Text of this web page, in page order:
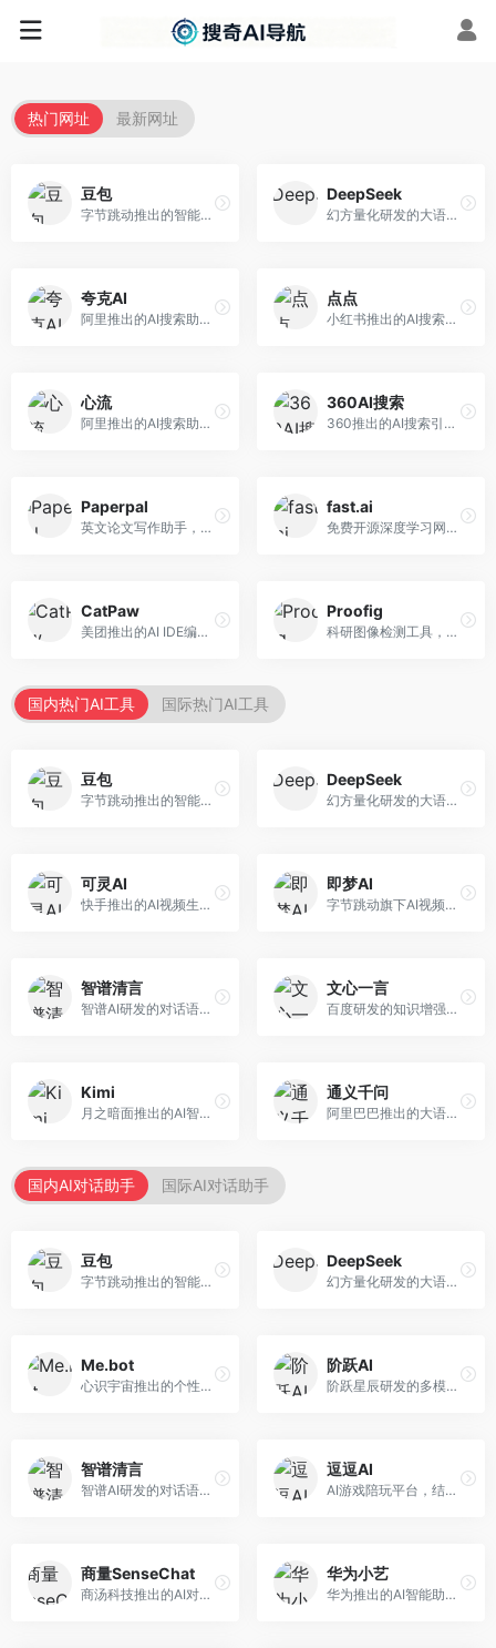
热门网址 最新网址
豆包
字节跳动推出的智能对话助手平台，提供文本创作、知识问答、英语学习等多种AI服务。面向普通用户和内容创作者，支持多轮对话和文件解析，免费使用，响应速度快，中文理解能力强。
DeepSeek
幻方量化研发的大语言模型平台，专注于深度推理和代码生成能力。面向开发者、研究人员和技术爱好者，提供强大的逻辑推理和数学计算功能，开源生态完善，API接口友好。
夸克AI
阿里推出的AI搜索助手，整合搜索与AI功能。面向年轻用户，提供智能搜索、文档处理、学习辅助等服务，与夸克生态深度整合。
点点
小红书推出的AI搜索应用，专注于生活方式内容搜索。面向小红书用户，提供生活攻略、消费决策、内容推荐等服务，生活方式内容丰富。
心流
阿里推出的AI搜索助手，专注于智能信息获取。面向普通用户，提供智能搜索、内容整理、知识问答等服务，与阿里生态深度整合。
360AI搜索
360推出的AI搜索引擎，专注于安全智能搜索。面向普通用户，提供智能问答、网页搜索、内容整理等服务，安全防护能力强。
Paperpal
英文论文写作助手，专注于学术英语润色。面向需要发表国际期刊的研究者，提供语法检查、学术表达优化、格式规范等服务，英语表达地道专业。
fast.ai
免费开源深度学习网站，专注于实用AI教学。面向开发者，提供免费深度学习课程、实战项目、代码库等资源，学习门槛低。
CatPaw
美团推出的AI IDE编程工具，专注于本地开发生态。面向开发者，提供智能代码补全、代码生成、项目管理等服务，本地开发体验好。
Proofig
科研图像检测工具，专注于学术图像完整性验证。面向科研人员，提供图像检测、重复分析、报告生成等服务，学术检测专业。
国内热门AI工具 国际热门AI工具
豆包
字节跳动推出的智能对话助手平台，提供文本创作、知识问答、英语学习等多种AI服务。面向普通用户和内容创作者，支持多轮对话和文件解析，免费使用，响应速度快，中文理解能力强。
DeepSeek
幻方量化研发的大语言模型平台，专注于深度推理和代码生成能力。面向开发者、研究人员和技术爱好者，提供强大的逻辑推理和数学计算功能，开源生态完善，API接口友好。
可灵AI
快手推出的AI视频生成平台，支持文生视频和图生视频，可生成长达2分钟的高质量视频内容。面向短视频创作者和营销人员，操作简便，生成效果逼真，适合商业推广和创意表达。
即梦AI
字节跳动旗下AI视频创作平台，支持多模态内容生成。面向内容创作者和营销人员，提供文生视频、图生视频、智能剪辑等功能，中文理解能力强，创作效率高。
智谱清言
智谱AI研发的对话语言模型，支持中英双语交互。面向中文用户和开发者，提供知识问答、代码编写、文档解读等服务，开源生态完善，学术研究背景深厚。
文心一言
百度研发的知识增强大语言模型，深度融合百度知识图谱和搜索能力。面向中文用户，提供知识问答、文本创作、逻辑推理等服务，中文语境理解准确，知识覆盖面广。
Kimi
月之暗面推出的AI智能助手，核心优势在于超长文本处理能力，支持20万字以上文档分析。面向学术研究者、职场人士和内容创作者，提供文档解读、PPT生成、联网搜索等综合服务。
通义千问
阿里巴巴推出的大语言模型平台，提供对话问答、文档处理、图像理解、代码编写等全方位AI服务。面向企业用户和个人开发者，集成阿里云生态，支持多模态交互，企业级安全保障。
国内AI对话助手 国际AI对话助手
豆包
字节跳动推出的智能对话助手平台，提供文本创作、知识问答、英语学习等多种AI服务。面向普通用户和内容创作者，支持多轮对话和文件解析，免费使用，响应速度快，中文理解能力强。
DeepSeek
幻方量化研发的大语言模型平台，专注于深度推理和代码生成能力。面向开发者、研究人员和技术爱好者，提供强大的逻辑推理和数学计算功能，开源生态完善，API接口友好。
Me.bot
心识宇宙推出的个性化AI伴侣，专注于情感交互和个人助理服务。面向个人用户，支持日程管理、情感陪伴、知识问答等功能，交互体验人性化。
阶跃AI
阶跃星辰研发的多模态大模型平台，支持文本、图像、视频的综合理解与生成。面向创作者和企业客户，提供内容创作、智能分析等服务，多模态能力突出。
智谱清言
智谱AI研发的对话语言模型，支持中英双语交互。面向中文用户和开发者，提供知识问答、代码编写、文档解读等服务，开源生态完善，学术研究背景深厚。
逗逗AI
AI游戏陪玩平台，结合游戏理解和自然语言交互技术。面向游戏玩家，提供游戏攻略、陪玩互动、社交聊天等服务，游戏知识丰富，互动体验有趣。
商量SenseChat
商汤科技推出的AI对话平台，结合计算机视觉和自然语言处理技术。面向企业用户和开发者，支持多模态交互，视觉理解能力强，适合智能客服和内容创作场景。
华为小艺
华为推出的AI智能助手网页端，深度整合鸿蒙生态和华为云服务。面向华为设备用户，支持语音交互、智能问答、设备控制等功能，与华为硬件生态无缝衔接。